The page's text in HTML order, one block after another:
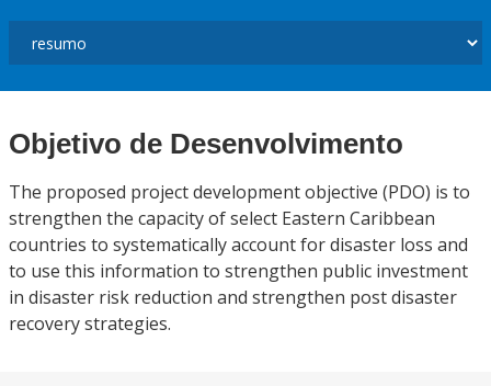
Objetivo de Desenvolvimento
The proposed project development objective (PDO) is to
strengthen the capacity of select Eastern Caribbean
countries to systematically account for disaster loss and
to use this information to strengthen public investment
in disaster risk reduction and strengthen post disaster
recovery strategies.